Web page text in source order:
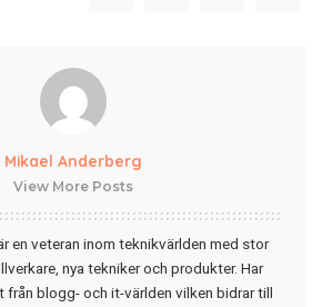
Mikael Anderberg
View More Posts
en veteran inom teknikvärlden med stor
nya tekniker och produkter. Har
från blogg- och it-världen vilken bidrar till